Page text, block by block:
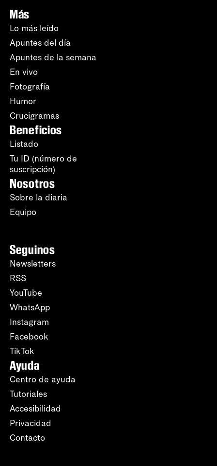
Más
Lo más leído
Apuntes del día
Apuntes de la semana
En vivo
Fotografía
Humor
Crucigramas
Beneficios
Listado
Tu ID (número de
suscripción)
Nosotros
Sobre la diaria
Equipo
Seguinos
Newsletters
RSS
YouTube
WhatsApp
Instagram
Facebook
TikTok
Ayuda
Centro de ayuda
Tutoriales
Accesibilidad
Privacidad
Contacto